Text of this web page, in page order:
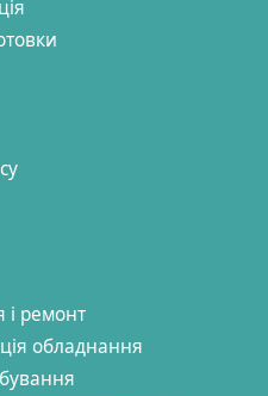
і ремонт
обладнання